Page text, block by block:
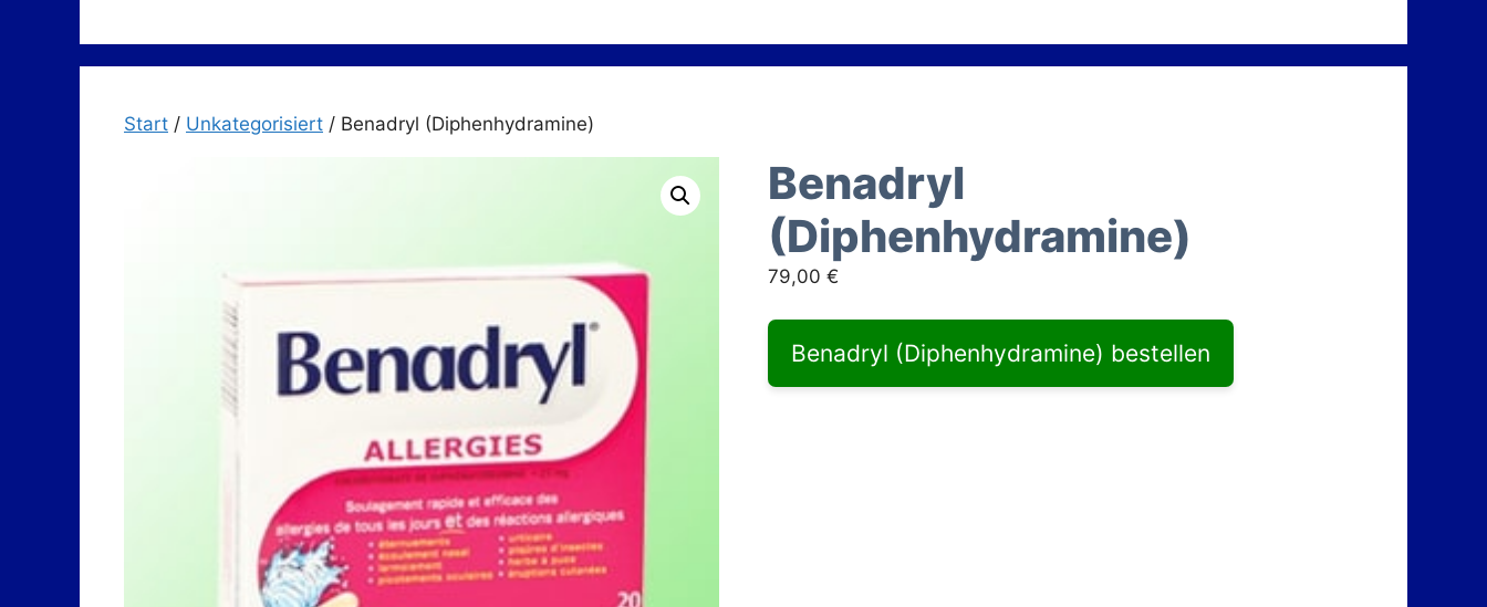
Start / Unkategorisiert / Benadryl (Diphenhydramine)
Benadryl
(Diphenhydramine)
79,00€
Benadryl (Diphenhydramine) bestellen